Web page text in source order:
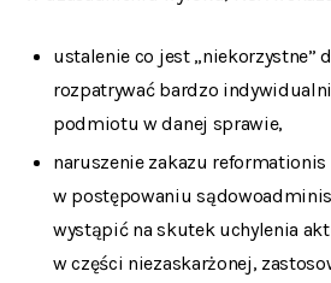
ustalenie co jest „niekorzystne”
rozpatrywać bardzo
podmiotu w danej sprawie,
naruszenie zakazu reformationis
w postępowaniu
wystąpić na skutek uchylenia
w części niezaskarżonej,